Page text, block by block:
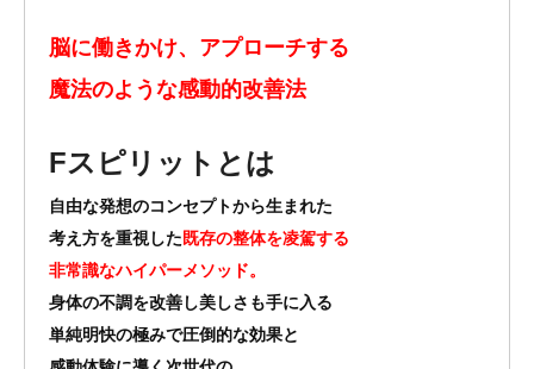
脳に働きかけ、アプローチする
魔法のような感動的改善法
Fスピリット とは
自由な発想のコンセプトから生まれた
考え方を重視した既存の整体を凌駕する
非常識なハイパーメソッド。
身体の不調を改善し美しさも手に入る
単純明快の極みで圧倒的な効果と